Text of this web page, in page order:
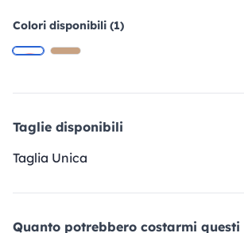
Colori disponibili (1)
Taglie disponibili
Taglia Unica
Quanto potrebbero costarmi questi